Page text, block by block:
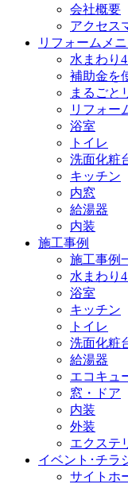
会社概要
アクセス
リフォームメ
水まわり
補助金を
まるごと
リフォー
浴室
トイレ
洗面化粧
キッチン
内窓
給湯器
内装
施工事例
施工事例
水まわり
浴室
キッチン
トイレ
洗面化粧
給湯器
エコキュ
窓・ドア
内装
外装
エクステ
イベント･チラ
サイトホ